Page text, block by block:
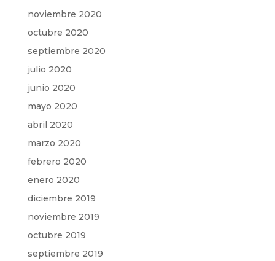
noviembre 2020
octubre 2020
septiembre 2020
julio 2020
junio 2020
mayo 2020
abril 2020
marzo 2020
febrero 2020
enero 2020
diciembre 2019
noviembre 2019
octubre 2019
septiembre 2019